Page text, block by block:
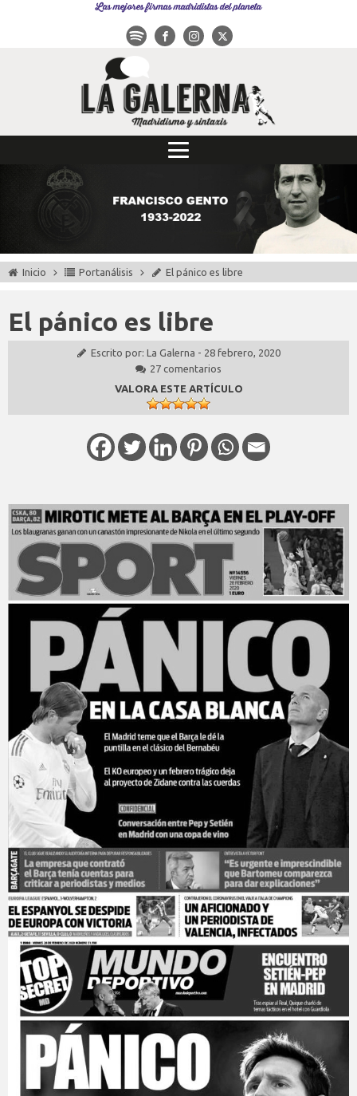
Las mejores firmas madridistas del planeta
Inicio Portanálisis El pánico es libre
El pánico es libre
Escrito por: La Galerna - 28 febrero, 2020
27 comentarios
VALORA ESTE ARTÍCULO